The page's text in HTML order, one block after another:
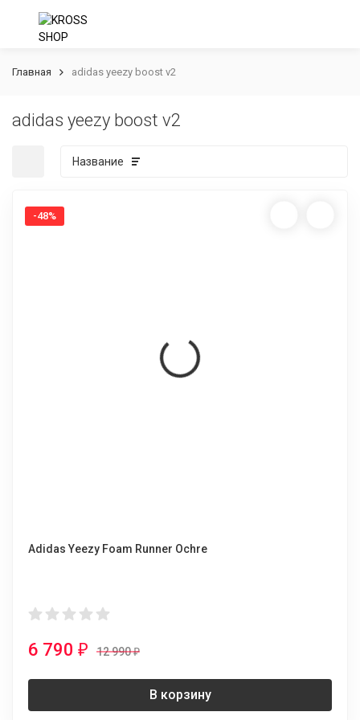
Главная adidas yeezy boost v2
adidas yeezy boost v2
Название
-48%
Adidas Yeezy Foam Runner Ochre
6 790 ₽ 12 990₽
В корзину